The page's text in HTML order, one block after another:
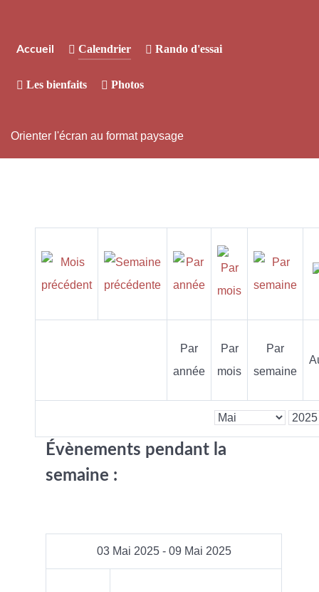
Accueil Calendrier Rando d'essai
Les bienfaits Photos
Orienter l'écran au format paysage
Par
année
Par
mois
Par
semaine
Évènements pendant la
semaine :
03 Mai 2025 - 09 Mai 2025